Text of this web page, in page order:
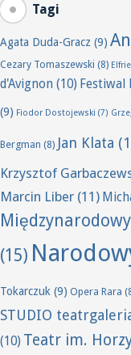
Tagi
Agata Duda-Gracz (9)
Cezary Tomaszewski (8)
d'Avignon (10) Festiwal
(9) Fiodor Dostojewski (7)
Bergman (8) Jan Klata
Krzysztof
Marcin Liber (11)
(15)
Tokarczuk (9) Opera Rara
STUDIO
(10) Teatr im.